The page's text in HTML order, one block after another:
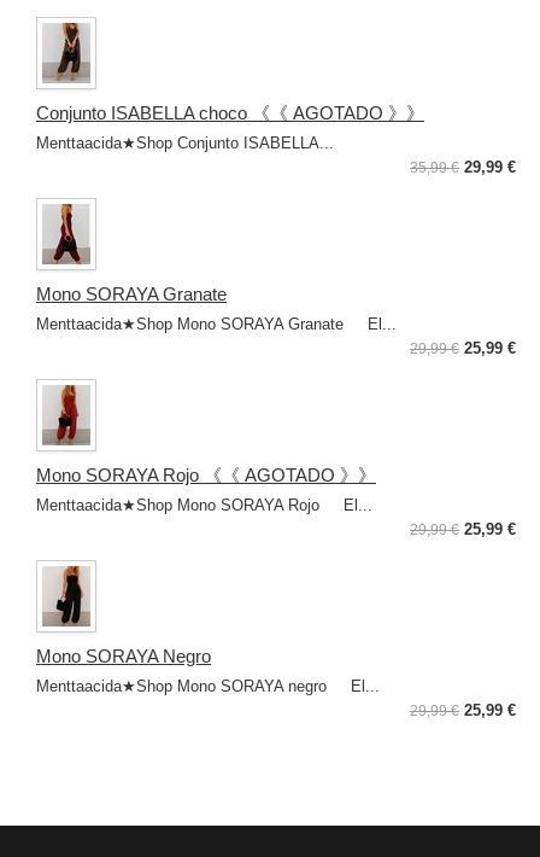
Conjunto ISABELLA choco 《《 AGOTADO 》》
Menttaacida★Shop Conjunto ISABELLA...
35,99 € 29,99 €
Mono SORAYA Granate
Menttaacida★Shop Mono SORAYA Granate El...
29,99 € 25,99 €
Mono SORAYA Rojo 《《 AGOTADO 》》
Menttaacida★Shop Mono SORAYA Rojo El...
29,99 € 25,99 €
Mono SORAYA Negro
Menttaacida★Shop Mono SORAYA negro El...
29,99 € 25,99 €